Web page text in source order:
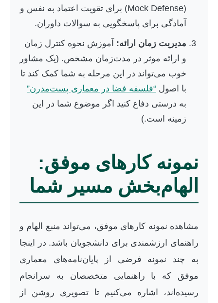
(Mock Defense) برای تقویت اعتماد به نفس و
آمادگی برای پاسخگویی به سوالات داوران.
مدیریت زمان ارائه: آموزش نحوه کنترل زمان
و ارائه موثر در مدت‌زمان مشخص. (یک مشاور
خوب می‌تواند در این مرحله به شما کمک کند تا
با اصول “فلسفه فضا در معماری پست‌مدرن”
به درستی دفاع کنید اگر موضوع شما در این
زمینه است.)
نمونه کارهای موفق:
الهام‌بخش مسیر شما
مشاهده نمونه کارهای موفق، می‌تواند منبع الهام و
راهنمای ارزشمندی برای دانشجویان باشد. در اینجا
به چند نمونه فرضی از پایان‌نامه‌های معماری
موفق که با راهنمایی متخصصان به سرانجام
رسیده‌اند، اشاره می‌کنیم تا تصویری روشن از